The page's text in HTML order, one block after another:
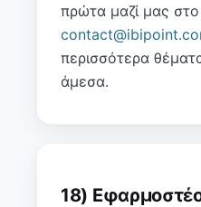
πρώτα μαζί μας στο
περισσότερα
άμεσα.
18)